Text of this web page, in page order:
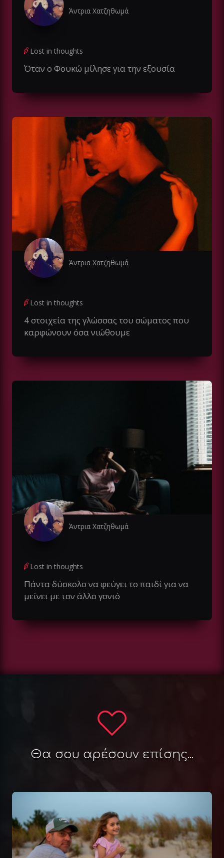
Άντρια Χατζηθωμά
Lost in thoughts
Όταν ο Φουκώ μίλησε για την εξουσία
Άντρια Χατζηθωμά
Lost in thoughts
4 στοιχεία της γλώσσας του σώματος που
καρφώνουν όσα νιώθουμε
Άντρια Χατζηθωμά
Lost in thoughts
Πάντα δύσκολο να φεύγει το παιδί για να
μείνει με τον άλλο γονιό
Θα σου αρέσουν επίσης...